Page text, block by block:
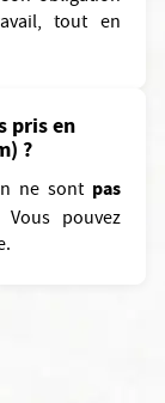
tout en
pris en
?
ne sont pas
pouvez